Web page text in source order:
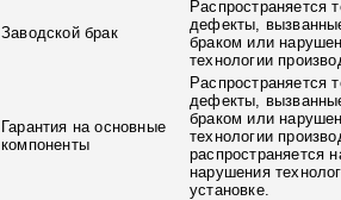
Заводской брак
Распространяется
дефекты,
браком или
технологии
Гарантия на основные
компоненты
Распространяется
дефекты,
браком или
технологии
распространяется
нарушения
установке.